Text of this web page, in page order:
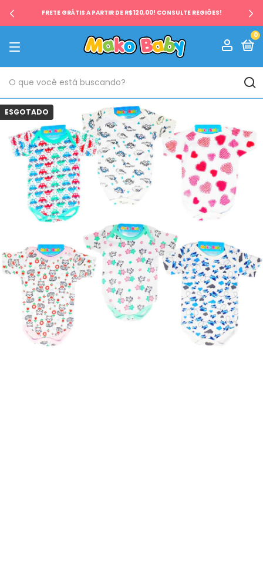
FRETE GRÁTIS A PARTIR DE R$120,00! CONSULTE REGIÕES!
0
ESGOTADO